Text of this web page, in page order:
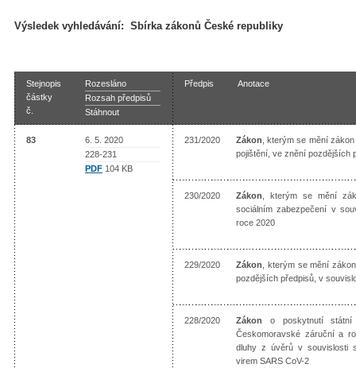
Výsledek vyhledávání: Sbírka zákonů České republiky
Stejnopis
částky
č.
Rozesláno
Rozsah předpisů
Stáhnout
Předpis Anotace
83
6. 5. 2020
228-231
PDF 104 KB
231/2020 Zákon , kterým se mění
pojištění, ve znění pozdějších
230/2020 Zákon , kterým se mění
sociálním zabezpečení v
roce 2020
229/2020 Zákon , kterým se mění
pozdějších předpisů, v
228/2020 Zákon o poskytnutí státní
Českomoravské záruční a
dluhy z úvěrů v souvislosti
virem SARS CoV-2